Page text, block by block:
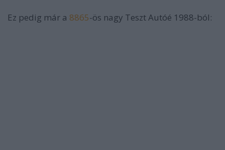
Ez pedig már a 8865-ös nagy Teszt Autóé 1988-ból: